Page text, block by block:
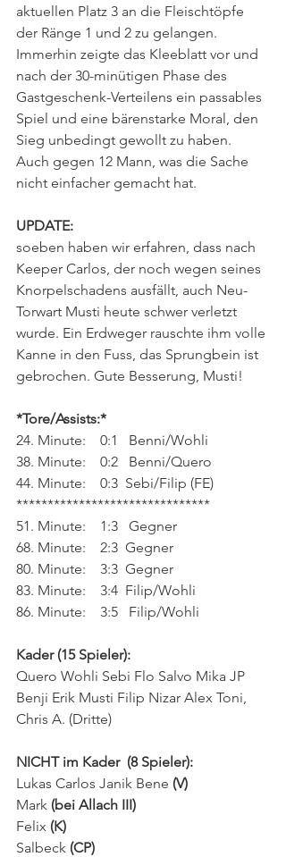
aktuellen Platz 3 an die Fleischtöpfe
der Ränge 1 und 2 zu gelangen.
Immerhin zeigte das Kleeblatt vor und
nach der 30-minütigen Phase des
Gastgeschenk-Verteilens ein passables
Spiel und eine bärenstarke Moral, den
Sieg unbedingt gewollt zu haben.
Auch gegen 12 Mann, was die Sache
nicht einfacher gemacht hat.
UPDATE:
soeben haben wir erfahren, dass nach
Keeper Carlos, der noch wegen seines
Knorpelschadens ausfällt, auch Neu-
Torwart Musti heute schwer verletzt
wurde. Ein Erdweger rauschte ihm volle
Kanne in den Fuss, das Sprungbein ist
gebrochen. Gute Besserung, Musti!
*Tore/Assists:*
24. Minute:    0:1   Benni/Wohli
38. Minute:    0:2   Benni/Quero
44. Minute:    0:3  Sebi/Filip (FE)
*******************************
51. Minute:    1:3   Gegner
68. Minute:    2:3  Gegner
80. Minute:    3:3  Gegner
83. Minute:    3:4  Filip/Wohli
86. Minute: 3:5   Filip/Wohli
Kader (15 Spieler):
Quero Wohli Sebi Flo Salvo Mika JP
Benji Erik Musti Filip Nizar Alex Toni,
Chris A. (Dritte)
NICHT im Kader  (8 Spieler):
Lukas Carlos Janik Bene (V)
Mark (bei Allach III)
Felix (K)
Salbeck (CP)